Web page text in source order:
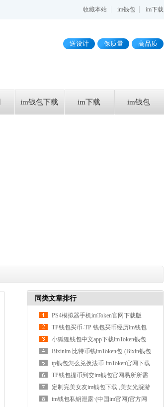
收藏本站 im钱包 im下载
送设计 保质量 高品质
im钱包下载 im下载 im钱包
同类文章排行
PS4模拟器手机imToken官网下载版
,ps4下游戏
TP钱包买币-TP 钱包买币经历im钱包
官网：
小狐狸钱包中文app下载imToken钱包
下载·
Bixinim 比特币钱imToken包-(Bixin钱包
App)
tp钱包怎么兑换法币·imToken官网下载
(中国
TP钱包提币到交im钱包官网易所所需
时间详
定制完美女友im钱包下载 ,美女光腚游
戏
im钱包私钥泄露·(中国im官网)官方网